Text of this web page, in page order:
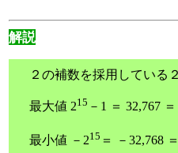
解説
２の補数を採用している
最大値 215 －1 ＝ 32,767
最小値 －215 ＝ －32,768